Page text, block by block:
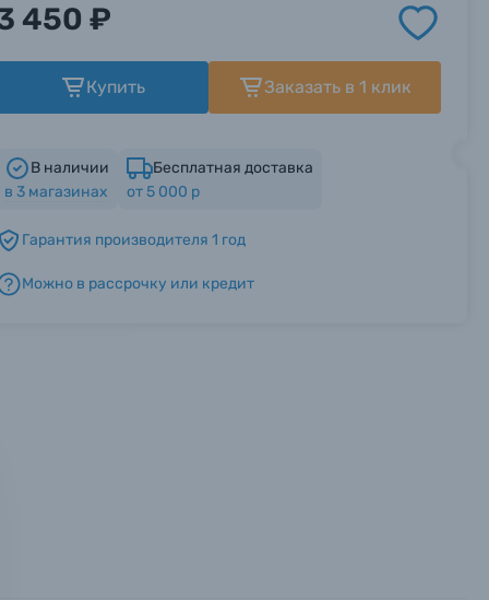
с
450 ₽
Купить Заказать в 1 клик
В наличии
в 3магазинах
Бесплатная доставка
от 5 000 р
Гарантия производителя 1 год
Можно в рассрочку или кредит